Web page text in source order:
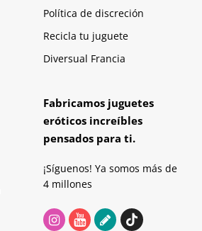
Política de discreción
Recicla tu juguete
Diversual Francia
Fabricamos juguetes
eróticos increíbles
pensados para ti.
¡Síguenos! Ya somos más de
4 millones